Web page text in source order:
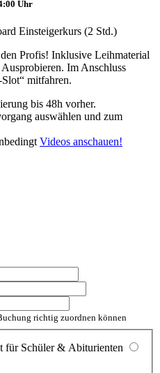
Uhr
Einsteigerkurs (2 Std.)
Profis! Inklusive Leihmaterial
Im Anschluss
mitfahren.
bis 48h vorher.
auswählen und zum
Videos anschauen!
richtig zuordnen können
für Schüler & Abiturienten